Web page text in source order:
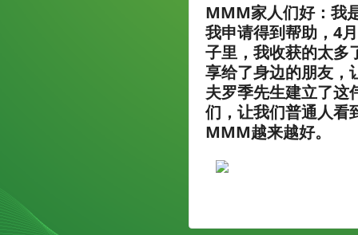
MMM家人们好：我
我申请得到帮助，4
子里，我收获的太
享给了身边的朋友，
夫罗季先生建立了这
们，让我们普通人看
MMM越来越好。